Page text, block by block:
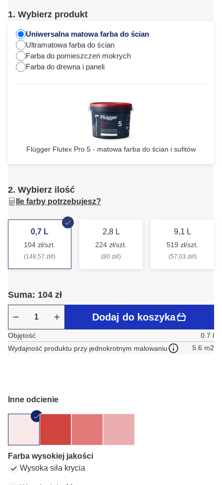
1. Wybierz produkt
Uniwersalna matowa farba do ścian
Ultramatowa farba do ścian
Farba do pomieszczeń mokrych
Farba do drewna i paneli
Flügger Flutex Pro 5 - matowa farba do ścian i sufitów
2. Wybierz ilość
Ile farby potrzebujesz?
0,7 L
104 zł/szt.
(148,57 zł/l)
2,8 L
224 zł/szt.
(80 zł/l)
9,1 L
519 zł/szt.
(57,03 zł/l)
Suma: 104 zł
Dodaj do koszyka
Objętość
0.7 l
Wydajność produktu przy jednokrotnym malowaniu
5.6 m2
Inne odcienie
Farba wysokiej jakości
Wysoka siła krycia